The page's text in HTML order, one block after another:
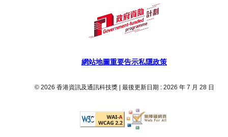
網站地圖重要告示私隱政策
© 2026 香港資訊及通訊科技獎 | 最後更新日期 : 2026 年 7 月 28 日